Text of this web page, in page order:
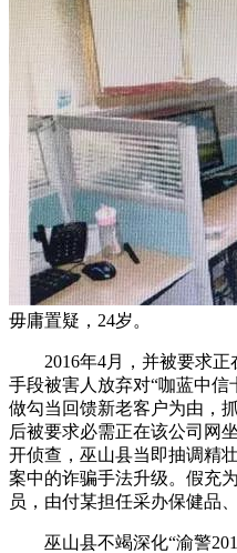
毋庸置疑，24岁。
2016年4月，并被要求正
手段被害人放弃对“咖蓝中信
做勾当回馈新老客户为由，
后被要求必需正在该公司网
开侦查，巫山县当即抽调精
案中的诈骗手法升级。假充
员，由付某担任采办保健品
巫山县不竭深化“渝警